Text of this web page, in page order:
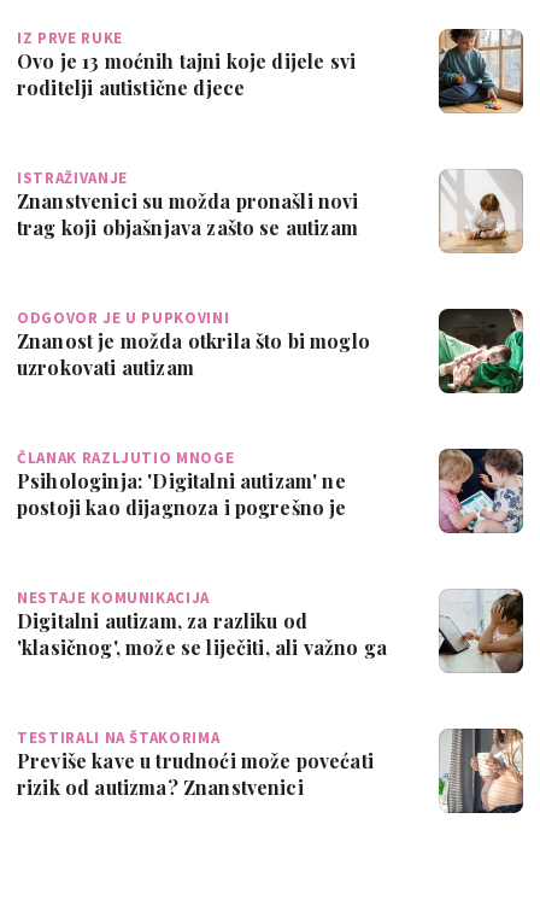
IZ PRVE RUKE
Ovo je 13 moćnih tajni koje dijele svi
roditelji autistične djece
ISTRAŽIVANJE
Znanstvenici su možda pronašli novi
trag koji objašnjava zašto se autizam
ODGOVOR JE U PUPKOVINI
Znanost je možda otkrila što bi moglo
uzrokovati autizam
ČLANAK RAZLJUTIO MNOGE
Psihologinja: 'Digitalni autizam' ne
postoji kao dijagnoza i pogrešno je
NESTAJE KOMUNIKACIJA
Digitalni autizam, za razliku od
'klasičnog', može se liječiti, ali važno ga
TESTIRALI NA ŠTAKORIMA
Previše kave u trudnoći može povećati
rizik od autizma? Znanstvenici